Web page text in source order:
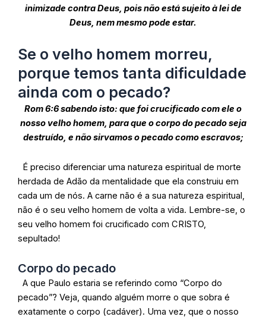
inimizade contra Deus, pois não está sujeito à lei de
Deus, nem mesmo pode estar.
Se o velho homem morreu,
porque temos tanta dificuldade
ainda com o pecado?
Rom 6:6 sabendo isto: que foi crucificado com ele o
nosso velho homem, para que o corpo do pecado seja
destruído, e não sirvamos o pecado como escravos;
É preciso diferenciar uma natureza espiritual de morte
herdada de Adão da mentalidade que ela construiu em
cada um de nós. A carne não é a sua natureza espiritual,
não é o seu velho homem de volta a vida. Lembre-se, o
seu velho homem foi crucificado com CRISTO,
sepultado!
Corpo do pecado
A que Paulo estaria se referindo como “Corpo do
pecado”? Veja, quando alguém morre o que sobra é
exatamente o corpo (cadáver). Uma vez, que o nosso